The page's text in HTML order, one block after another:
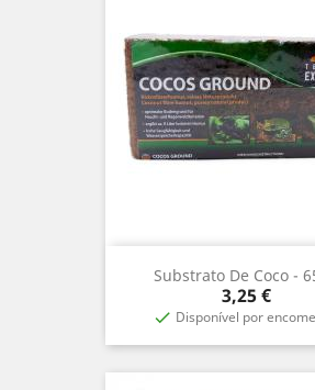
Substrato De Coco -
Precio
3,25 €
 Disponível por